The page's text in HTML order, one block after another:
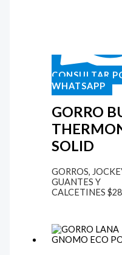
CONSULTAR
WHATSAPP
GORRO
SOLID
GORROS,
GUANTES Y
CALCETINES$